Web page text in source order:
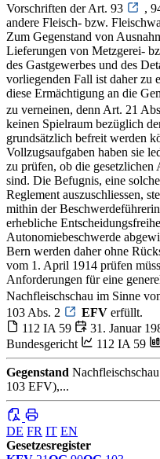
Vorschriften der Art. 93
,
andere Fleisch- bzw.
Zum Gegenstand von
Lieferungen von Metzgerei-
des Gastgewerbes und des
vorliegenden Fall ist daher zu
diese Ermächtigung an die
zu verneinen, denn Art. 21
keinen Spielraum bezüglich
grundsätzlich befreit werden
Vollzugsaufgaben haben sie
zu prüfen, ob die gesetzlichen
sind. Die Befugnis, eine
Reglement auszuschliessen,
mithin der
erhebliche
Autonomiebeschwerde
Bern werden daher ohne
vom 1. April 1914 prüfen
Anforderungen für eine
Nachfleischschau im Sinne
103 Abs. 2
EFV erfüllt.
112 IA 59
31. Januar
Bundesgericht
112 IA 59
Gegenstand
103 EFV),...
DE FR IT EN
Gesetzesregister